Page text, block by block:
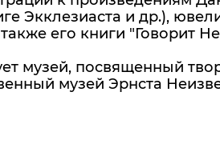
Экклезиаста и др.),
его книги "Говорит
музей, посвященный
музей Эрнста